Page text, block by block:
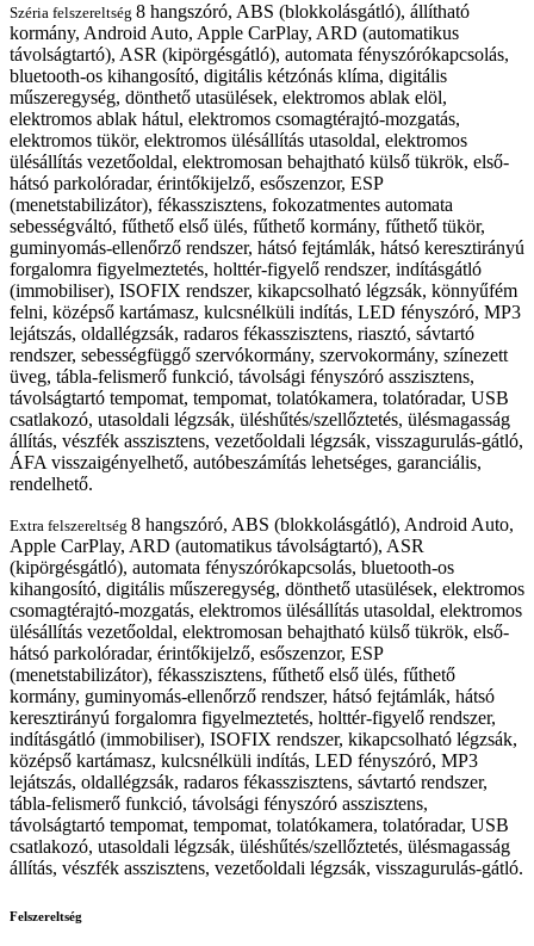
Széria felszereltség 8 hangszóró, ABS (blokkolásgátló), állítható
kormány, Android Auto, Apple CarPlay, ARD (automatikus
távolságtartó), ASR (kipörgésgátló), automata fényszórókapcsolás,
bluetooth-os kihangosító, digitális kétzónás klíma, digitális
műszeregység, dönthető utasülések, elektromos ablak elöl,
elektromos ablak hátul, elektromos csomagtérajtó-mozgatás,
elektromos tükör, elektromos ülésállítás utasoldal, elektromos
ülésállítás vezetőoldal, elektromosan behajtható külső tükrök, első-
hátsó parkolóradar, érintőkijelző, esőszenzor, ESP
(menetstabilizátor), fékasszisztens, fokozatmentes automata
sebességváltó, fűthető első ülés, fűthető kormány, fűthető tükör,
guminyomás-ellenőrző rendszer, hátsó fejtámlák, hátsó keresztirányú
forgalomra figyelmeztetés, holttér-figyelő rendszer, indításgátló
(immobiliser), ISOFIX rendszer, kikapcsolható légzsák, könnyűfém
felni, középső kartámasz, kulcsnélküli indítás, LED fényszóró, MP3
lejátszás, oldallégzsák, radaros fékasszisztens, riasztó, sávtartó
rendszer, sebességfüggő szervókormány, szervokormány, színezett
üveg, tábla-felismerő funkció, távolsági fényszóró asszisztens,
távolságtartó tempomat, tempomat, tolatókamera, tolatóradar, USB
csatlakozó, utasoldali légzsák, üléshűtés/szellőztetés, ülésmagasság
állítás, vészfék asszisztens, vezetőoldali légzsák, visszagurulás-gátló,
ÁFA visszaigényelhető, autóbeszámítás lehetséges, garanciális,
rendelhető.
Extra felszereltség 8 hangszóró, ABS (blokkolásgátló), Android Auto,
Apple CarPlay, ARD (automatikus távolságtartó), ASR
(kipörgésgátló), automata fényszórókapcsolás, bluetooth-os
kihangosító, digitális műszeregység, dönthető utasülések, elektromos
csomagtérajtó-mozgatás, elektromos ülésállítás utasoldal, elektromos
ülésállítás vezetőoldal, elektromosan behajtható külső tükrök, első-
hátsó parkolóradar, érintőkijelző, esőszenzor, ESP
(menetstabilizátor), fékasszisztens, fűthető első ülés, fűthető
kormány, guminyomás-ellenőrző rendszer, hátsó fejtámlák, hátsó
keresztirányú forgalomra figyelmeztetés, holttér-figyelő rendszer,
indításgátló (immobiliser), ISOFIX rendszer, kikapcsolható légzsák,
középső kartámasz, kulcsnélküli indítás, LED fényszóró, MP3
lejátszás, oldallégzsák, radaros fékasszisztens, sávtartó rendszer,
tábla-felismerő funkció, távolsági fényszóró asszisztens,
távolságtartó tempomat, tempomat, tolatókamera, tolatóradar, USB
csatlakozó, utasoldali légzsák, üléshűtés/szellőztetés, ülésmagasság
állítás, vészfék asszisztens, vezetőoldali légzsák, visszagurulás-gátló.
Felszereltség